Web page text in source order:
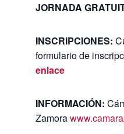
JORNADA
INSCRIPCIONES:
formulario de
enlace
INFORMACIÓN:
Zamora